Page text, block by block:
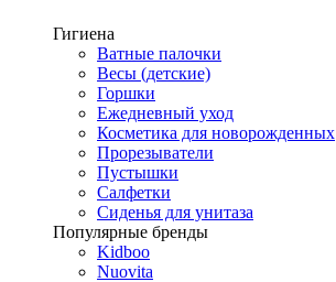
Гигиена
Ватные палочки
Весы (детские)
Горшки
Ежедневный уход
Косметика для новорожденных
Прорезыватели
Пустышки
Салфетки
Сиденья для унитаза
Популярные бренды
Kidboo
Nuovita